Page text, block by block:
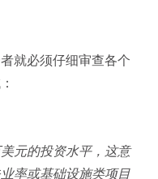
就必须仔细审查各个
元的投资水平，这意
率或基础设施类项目